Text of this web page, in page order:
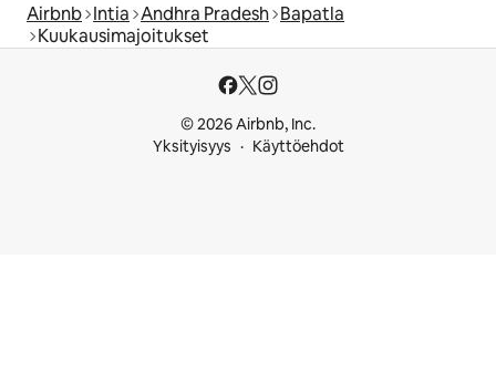
Airbnb Intia Andhra Pradesh Bapatla
Kuukausimajoitukset
© 2026 Airbnb, Inc.
Yksityisyys
Käyttöehdot